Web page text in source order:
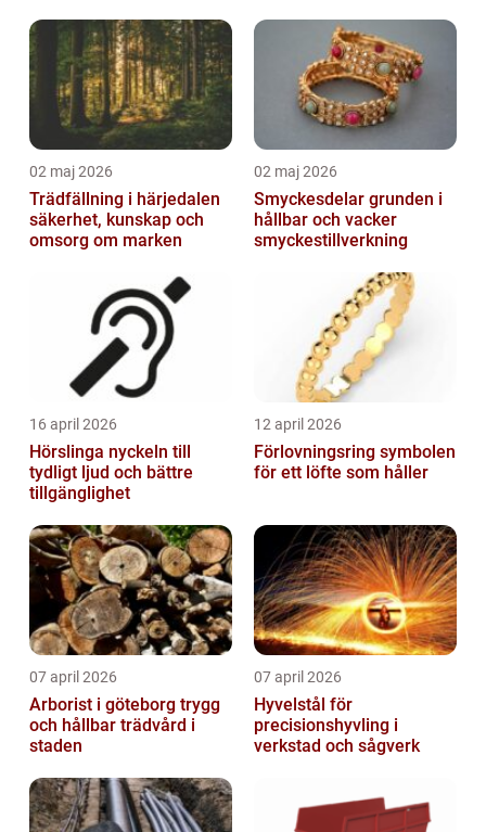
02 maj 2026
Trädfällning i härjedalen
säkerhet, kunskap och
omsorg om marken
02 maj 2026
Smyckesdelar grunden i
hållbar och vacker
smyckestillverkning
16 april 2026
Hörslinga nyckeln till
tydligt ljud och bättre
tillgänglighet
12 april 2026
Förlovningsring symbolen
för ett löfte som håller
07 april 2026
Arborist i göteborg trygg
och hållbar trädvård i
staden
07 april 2026
Hyvelstål för
precisionshyvling i
verkstad och sågverk